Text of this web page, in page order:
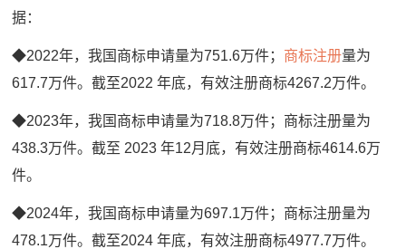
据：
◆2022年，我国商标申请量为751.6万件； 商标注册量为
617.7万件。截至2022 年底，有效注册商标4267.2万件。
◆2023年，我国商标申请量为718.8万件；商标注册量为
438.3万件。截至 2023 年12月底，有效注册商标4614.6万
件。
◆2024年，我国商标申请量为697.1万件；商标注册量为
478.1万件。截至2024 年底，有效注册商标4977.7万件。